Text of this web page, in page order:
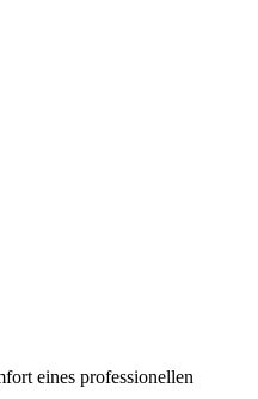
eines professionellen